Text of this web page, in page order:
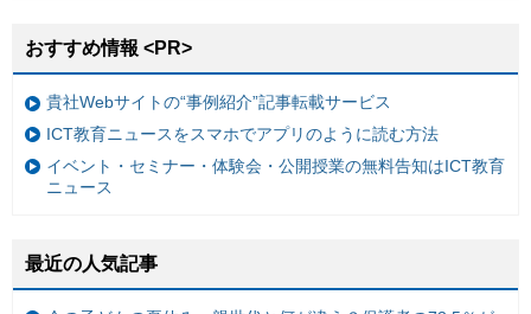
おすすめ情報 <PR>
貴社Webサイトの“事例紹介”記事転載サービス
ICT教育ニュースをスマホでアプリのように読む方法
イベント・セミナー・体験会・公開授業の無料告知はICT教育
ニュース
最近の人気記事